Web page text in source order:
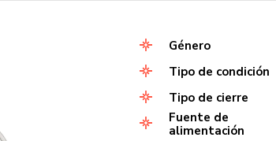
Género
Tipo de condición
Tipo de cierre
Fuente de
alimentación